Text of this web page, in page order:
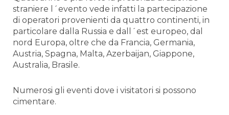
straniere l´evento vede infatti la partecipazione
di operatori provenienti da quattro continenti, in
particolare dalla Russia e dall´est europeo, dal
nord Europa, oltre che da Francia, Germania,
Austria, Spagna, Malta, Azerbaijan, Giappone,
Australia, Brasile.
Numerosi gli eventi dove i visitatori si possono
cimentare.